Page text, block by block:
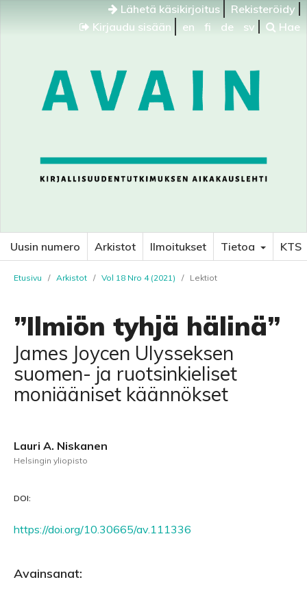
Lähetä käsikirjoitus
Rekisteröidy
Kirjaudu sisään
en fi de sv Hae
Uusin numero Arkistot Ilmoitukset Tietoa KTS
Etusivu / Arkistot / Vol 18 Nro 4 (2021) / Lektiot
”Ilmiön tyhjä hälinä”
James Joycen Ulysseksen
suomen- ja ruotsinkieliset
moniääniset käännökset
Lauri A. Niskanen
Helsingin yliopisto
DOI:
https://doi.org/10.30665/av.111336
Avainsanat: